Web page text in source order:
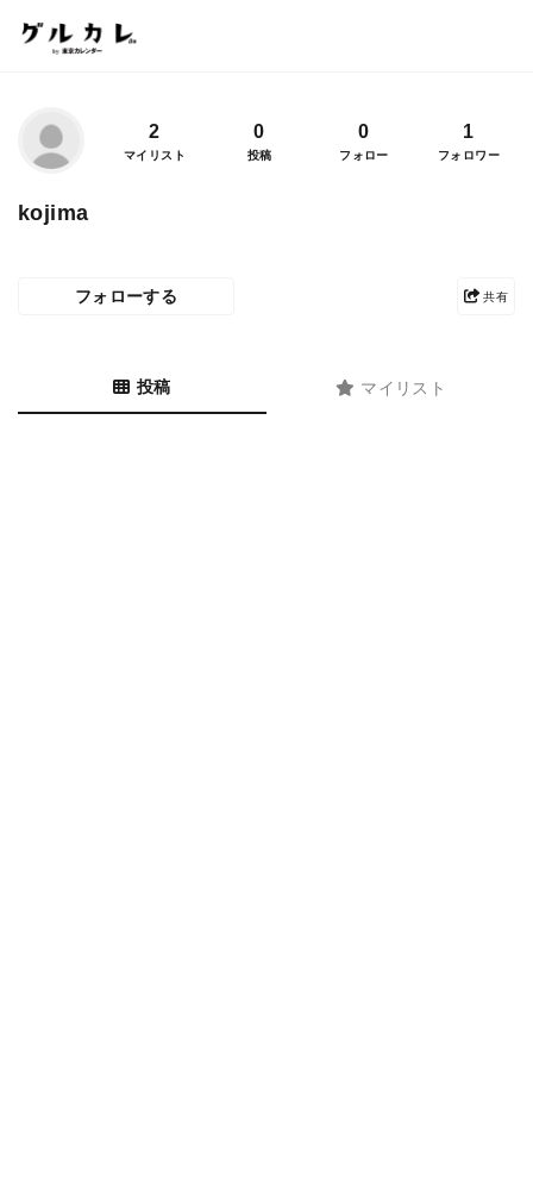
2
マイリスト
0
投稿
0
フォロー
1
フォロワー
kojima
フォローする 共有
投稿 マイリスト